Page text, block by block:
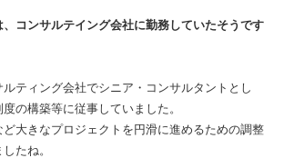
コンサルテイング会社に勤務していたそうです
ティング会社でシニア・コンサルタントとし
の構築等に従事していました。
大きなプロジェクトを円滑に進めるための調整
たね。